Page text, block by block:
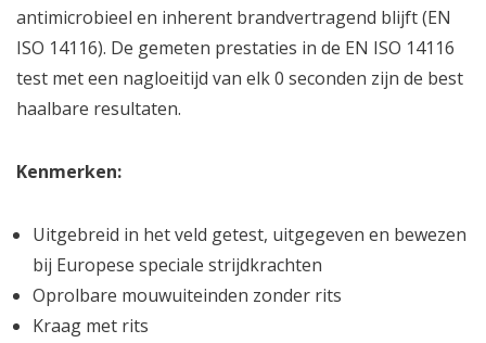
antimicrobieel en inherent brandvertragend blijft (EN
ISO 14116). De gemeten prestaties in de EN ISO 14116
test met een nagloeitijd van elk 0 seconden zijn de best
haalbare resultaten.
Kenmerken:
Uitgebreid in het veld getest, uitgegeven en bewezen
bij Europese speciale strijdkrachten
Oprolbare mouwuiteinden zonder rits
Kraag met rits